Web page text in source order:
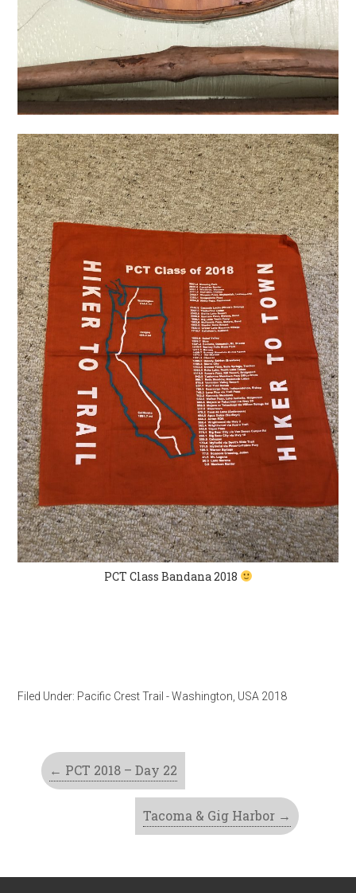
PCT Class Bandana 2018
Filed Under: Pacific Crest Trail - Washington USA 2018
← PCT 2018 – Day 22
Tacoma & Gig Harbor →